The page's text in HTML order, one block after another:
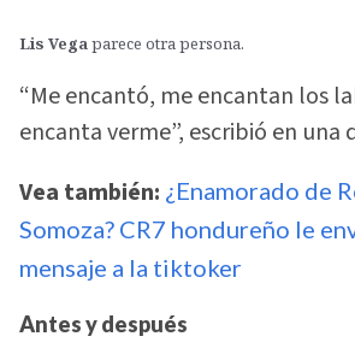
Lis Vegaparece otra persona.
“Me encantó, me encantan los
encanta verme”, escribió en una
Vea también: ¿Enamorado de
Somoza? CR7 hondureño le
mensaje a la tiktoker
Antes y después